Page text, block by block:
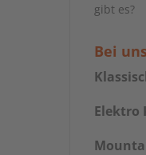
gibt es?
Bei
Elektro